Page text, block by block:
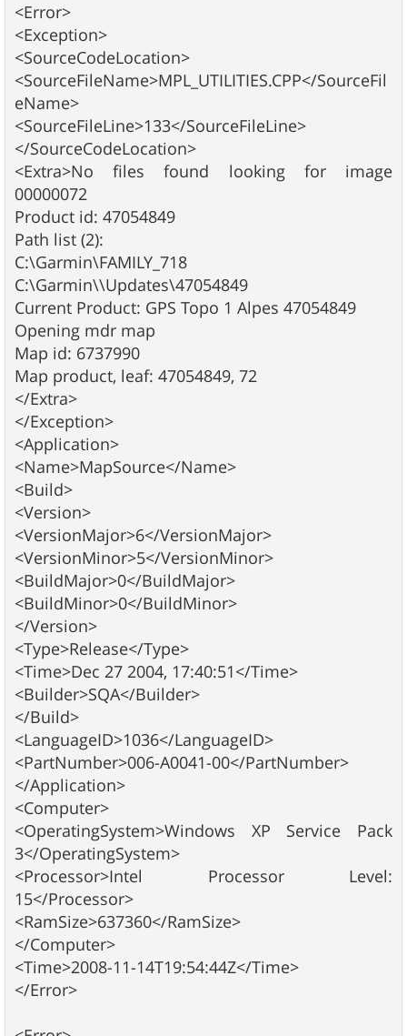
<Error>
<Exception>
<SourceCodeLocation>
<SourceFileName>MPL_UTILITIES.CPP</SourceFil
eName>
<SourceFileLine>133</SourceFileLine>
</SourceCodeLocation>
<Extra>No files found looking for image
00000072
Product id: 47054849
Path list (2):
C:\Garmin\FAMILY_718
C:\Garmin\\Updates\47054849
Current Product: GPS Topo 1 Alpes 47054849
Opening mdr map
Map id: 6737990
Map product, leaf: 47054849, 72
</Extra>
</Exception>
<Application>
<Name>MapSource</Name>
<Build>
<Version>
<VersionMajor>6</VersionMajor>
<VersionMinor>5</VersionMinor>
<BuildMajor>0</BuildMajor>
<BuildMinor>0</BuildMinor>
</Version>
<Type>Release</Type>
<Time>Dec 27 2004, 17:40:51</Time>
<Builder>SQA</Builder>
</Build>
<LanguageID>1036</LanguageID>
<PartNumber>006-A0041-00</PartNumber>
</Application>
<Computer>
<OperatingSystem>Windows XP Service Pack
3</OperatingSystem>
<Processor>Intel Processor Level:
15</Processor>
<RamSize>637360</RamSize>
</Computer>
<Time>2008-11-14T19:54:44Z</Time>
</Error>